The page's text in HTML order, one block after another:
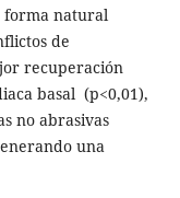
forma natural
de
recuperación
basal (p<0,01),
no abrasivas
una